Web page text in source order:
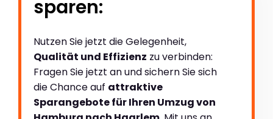
sparen:
Nutzen Sie jetzt die Gelegenheit,
Qualität und Effizienz zu verbinden:
Fragen Sie jetzt an und sichern Sie sich
die Chance auf attraktive
Sparangebote für Ihren Umzug von